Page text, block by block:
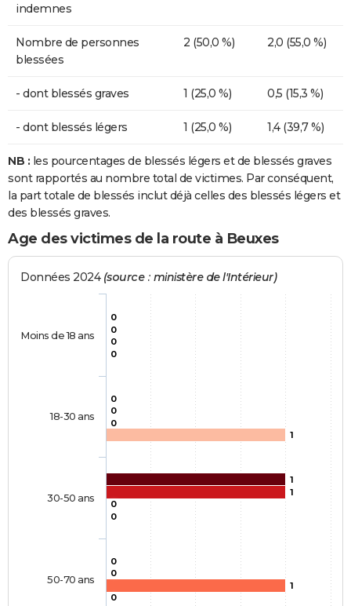
indemnes
Nombre de personnes
blessées
2 (50,0 %) 2,0 (55,0 %)
- dont blessés graves 1 (25,0 %) 0,5 (15,3 %)
- dont blessés légers 1 (25,0 %) 1,4 (39,7 %)
NB : les pourcentages de blessés légers et de blessés graves
sont rapportés au nombre total de victimes. Par conséquent,
la part totale de blessés inclut déjà celles des blessés légers et
des blessés graves.
Age des victimes de la route à Beuxes
Données 2024 (source : ministère de l'Intérieur)
0
0
1
0
0
0
1
0
0
0
0
1
0
1
0
0
Moins de 18 ans
18-30 ans
30-50 ans
50-70 ans